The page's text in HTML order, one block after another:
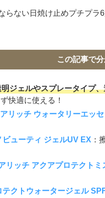
らない日焼け止めプチプ
この記事で
明ジェルやスプレータイプ
快適に使える！
リッチ ウォータリーエッ
ューティ ジェルUV EX ：
リッチ アクアプロテクトミ
テクトウォータージェル